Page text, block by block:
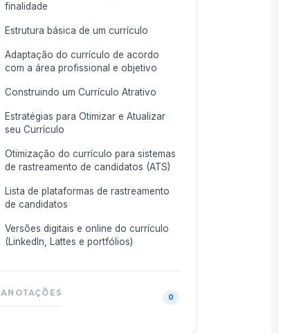
finalidade
Estrutura básica de um currículo
Adaptação do currículo de acordo
com a área profissional e objetivo
Construindo um Currículo Atrativo
Estratégias para Otimizar e Atualizar
seu Currículo
Otimização do currículo para sistemas
de rastreamento de candidatos (ATS)
Lista de plataformas de rastreamento
de candidatos
Versões digitais e online do currículo
(LinkedIn, Lattes e portfólios)
ANOTAÇÕES 0